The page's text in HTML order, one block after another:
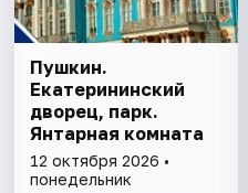
Пушкин.
Екатерининский
дворец, парк.
Янтарная комната
12 октября 2026 •
понедельник